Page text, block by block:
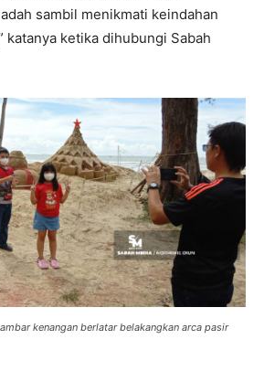
sambil menikmati keindahan
katanya ketika dihubungi Sabah
kenangan berlatar belakangkan arca pasir